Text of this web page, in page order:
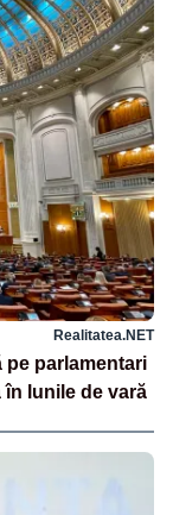
Realitatea.NET
pe parlamentari
în lunile de vară